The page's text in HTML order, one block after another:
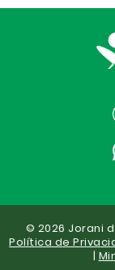
© 2026 Jorani
Política de
|